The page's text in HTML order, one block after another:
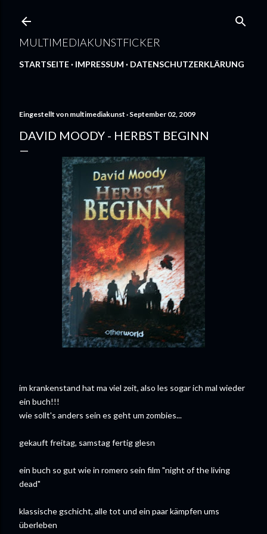
MULTIMEDIAKUNSTFICKER
STARTSEITE IMPRESSUM DATENSCHUTZERKLÄRUNG
Eingestellt von multimediakunst September 02, 2009
DAVID MOODY - HERBST BEGINN
im krankenstand hat ma viel zeit, also les sogar ich mal wieder
ein buch!!!
wie sollt's anders sein es geht um zombies...
gekauft freitag, samstagfertigglesn
ein buch so gut wie in romero sein film "night oftheliving
dead"
klassischegschicht, alletot und ein paar kämpfen ums
überleben